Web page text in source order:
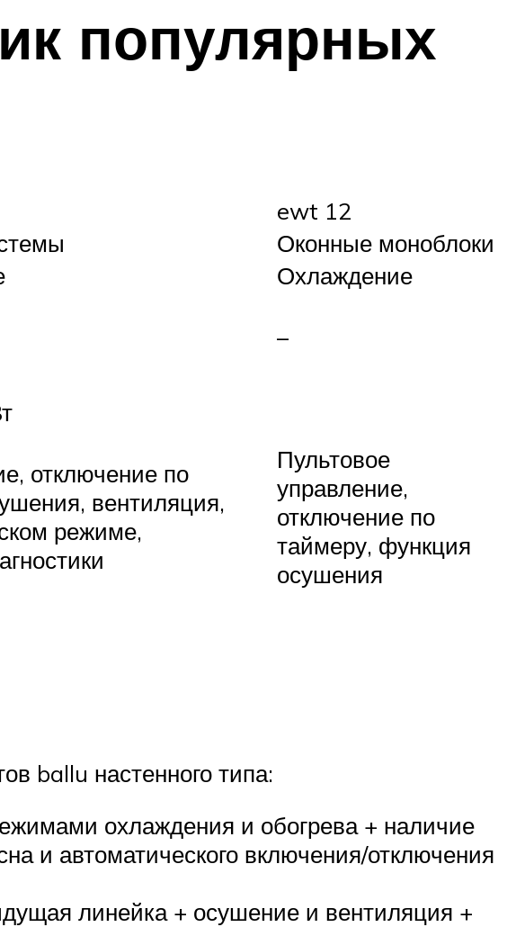
популярных
ewt 12
Оконные моноблоки
Охлаждение
–
отключение по
вентиляция,
режиме,
Пультовое
управление,
отключение по
таймеру, функция
осушения
ballu настенного типа:
охлаждения и обогрева + наличие
и автоматического включения/отключения
линейка + осушение и вентиляция +